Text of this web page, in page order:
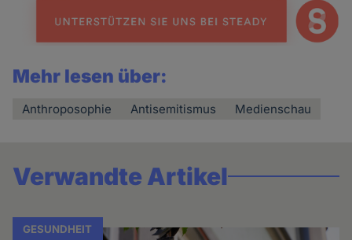
Mehr lesen über:
Anthroposophie Antisemitismus Medienschau
Verwandte Artikel
GESUNDHEIT